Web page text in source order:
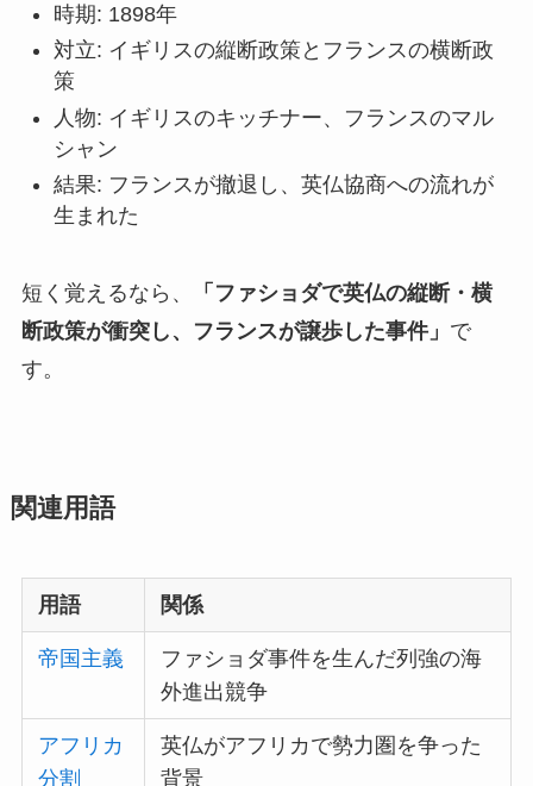
時期: 1898年
対立: イギリスの縦断政策とフランスの横断政
策
人物: イギリスのキッチナー、フランスのマル
シャン
結果: フランスが撤退し、英仏協商への流れが
生まれた
短く覚えるなら、
「ファショダで英仏の縦断・横
断政策が衝突し、フランスが譲歩した事件」 で
す。
関連用語
用語 関係
帝国主義
ファショダ事件を生んだ列強の海
外進出競争
アフリカ
分割
英仏がアフリカで勢力圏を争った
背景